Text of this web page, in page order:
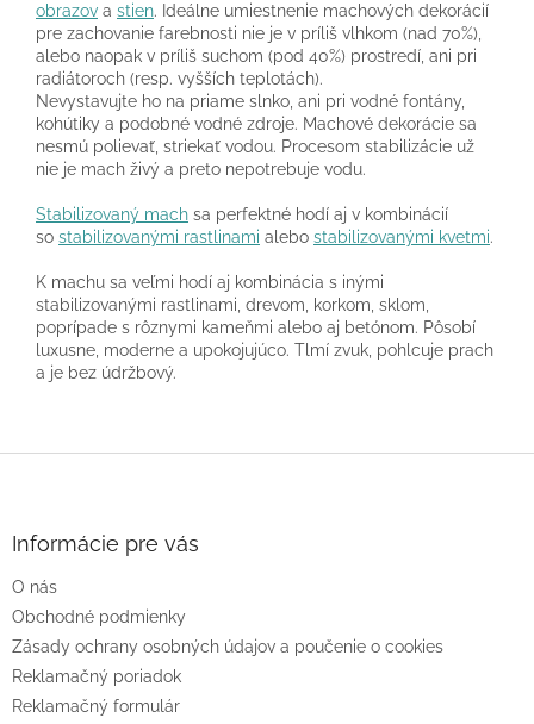
obrazov a stien. Ideálne umiestnenie machových dekorácií
pre zachovanie farebnosti nie je v príliš vlhkom (nad 70%),
alebo naopak v príliš suchom (pod 40%) prostredí, ani pri
radiátoroch (resp. vyšších teplotách).
Nevystavujte ho na priame slnko, ani pri vodné fontány,
kohútiky a podobné vodné zdroje. Machové dekorácie sa
nesmú polievať, striekať vodou. Procesom stabilizácie už
nie je mach živý a preto nepotrebuje vodu.
Stabilizovaný mach sa perfektné hodí aj v kombinácií
so stabilizovanými rastlinami alebo stabilizovanými kvetmi.
K machu sa veľmi hodí aj kombinácia s inými
stabilizovanými rastlinami, drevom, korkom, sklom,
poprípade s rôznymi kameňmi alebo aj betónom. Pôsobí
luxusne, moderne a upokojujúco. Tlmí zvuk, pohlcuje prach
a je bez údržbový.
e
Informácie pre vás
O nás
Obchodné podmienky
Zásady ochrany osobných údajov a poučenie o cookies
Reklamačný poriadok
Reklamačný formulár